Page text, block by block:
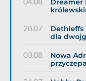
Dreamer
28.07
Dethleffs
dla
03.08
Nowa